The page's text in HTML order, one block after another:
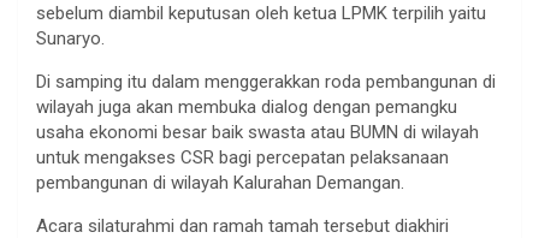
sebelum diambil keputusan oleh ketua LPMK terpilih yaitu
Sunaryo.
Di samping itu dalam menggerakkan roda pembangunan di
wilayah juga akan membuka dialog dengan pemangku
usaha ekonomi besar baik swasta atau BUMN di wilayah
untuk mengakses CSR bagi percepatan pelaksanaan
pembangunan di wilayah Kalurahan Demangan.
Acara silaturahmi dan ramah tamah tersebut diakhiri